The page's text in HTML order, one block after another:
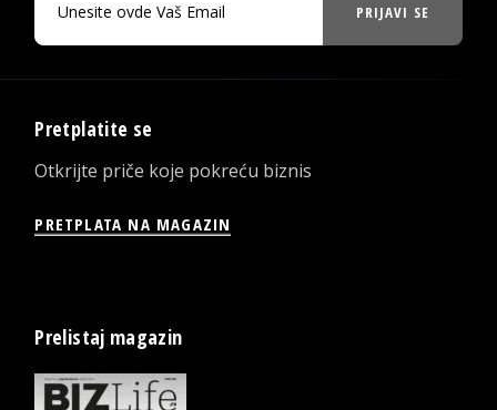
PRIJAVI SE
Pretplatite se
Otkrijte priče koje pokreću biznis
PRETPLATA NA MAGAZIN
Prelistaj magazin